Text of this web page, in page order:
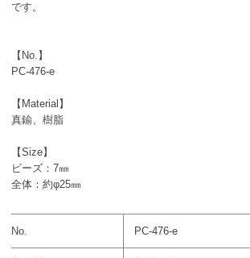
です。
【No.】
PC-476-e
【Material】
真鍮、樹脂
【Size】
ビーズ：7㎜
全体：約φ25㎜
No. PC-476-e